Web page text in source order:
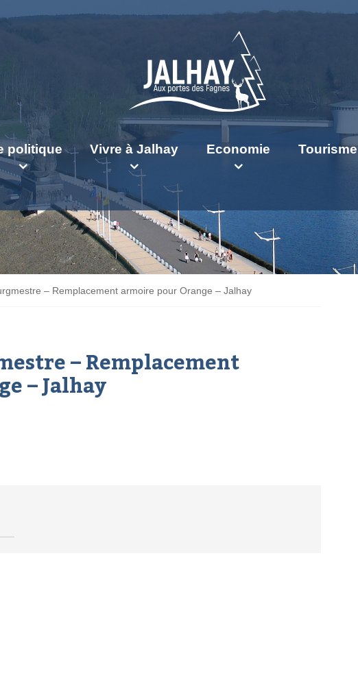
politique Vivre à Jalhay Economie Tourisme
– Remplacement armoire pour Orange – Jalhay
– Remplacement
– Jalhay